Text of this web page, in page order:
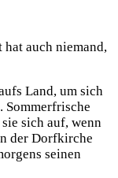
hat auch niemand,
Land, um sich
Sommerfrische
sich auf, wenn
der Dorfkirche
seinen